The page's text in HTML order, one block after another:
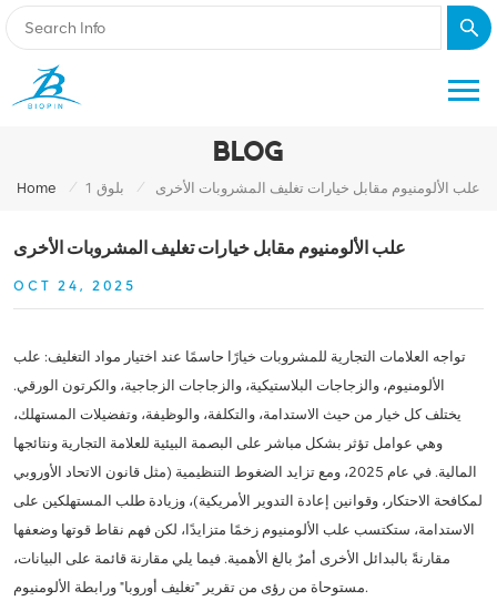
BLOG
Home / بلوق 1 / علب الألومنيوم مقابل خيارات تغليف المشروبات الأخرى
علب الألومنيوم مقابل خيارات تغليف المشروبات الأخرى
OCT 24, 2025
تواجه العلامات التجارية للمشروبات خيارًا حاسمًا عند اختيار مواد التغليف: علب
الألومنيوم، والزجاجات البلاستيكية، والزجاجات الزجاجية، والكرتون الورقي.
يختلف كل خيار من حيث الاستدامة، والتكلفة، والوظيفة، وتفضيلات المستهلك،
وهي عوامل تؤثر بشكل مباشر على البصمة البيئية للعلامة التجارية ونتائجها
المالية. في عام 2025، ومع تزايد الضغوط التنظيمية (مثل قانون الاتحاد الأوروبي
لمكافحة الاحتكار، وقوانين إعادة التدوير الأمريكية)، وزيادة طلب المستهلكين على
الاستدامة، ستكتسب علب الألومنيوم زخمًا متزايدًا، لكن فهم نقاط قوتها وضعفها
مقارنةً بالبدائل الأخرى أمرٌ بالغ الأهمية. فيما يلي مقارنة قائمة على البيانات،
مستوحاة من رؤى من تقرير "تغليف أوروبا" ورابطة الألومنيوم.